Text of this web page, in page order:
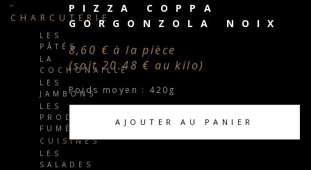
PIZZA COPPA
GORGONZOLA NOIX
8,60 € à la pièce
(soit 20.48 € au kilo)
Poids moyen : 420g
AJOUTER AU PANIER
CHARCUTERIE
LES
PÂTÉS
LA
COCHONAILLE
LES
JAMBONS
LES
PRODUITS
FUMÉS
CUISINÉS
LES
SALADES